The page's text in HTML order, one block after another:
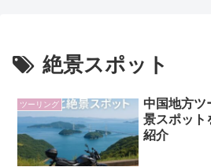
絶景スポット
ツーリング
中国地方ツ
景スポット
紹介